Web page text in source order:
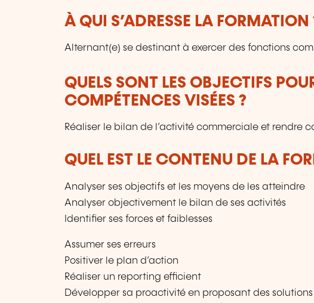
À QUI S’ADRESSE LA FORMATION
Alternant(e) se destinant à exercer des fonctions
QUELS SONT LES OBJECTIFS
COMPÉTENCES VISÉES ?
Réaliser le bilan de l’activité commerciale et rendre
QUEL EST LE CONTENU DE LA
Analyser ses objectifs et les moyens de les atteindre
Analyser objectivement le bilan de ses activités
Identifier ses forces et faiblesses
Assumer ses erreurs
Positiver le plan d’action
Réaliser un reporting efficient
Développer sa proactivité en proposant des